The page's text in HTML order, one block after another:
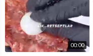
00:00